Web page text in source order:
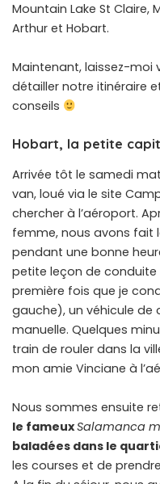
Mountain Lake St Claire,
Arthur et Hobart.
Maintenant, laissez-moi
détailler notre itinéraire
conseils
Hobart, la petite
Arrivée tôt le samedi
van, loué via le site
chercher à l’aéroport.
femme, nous avons fait
pendant une bonne
petite leçon de
première fois que je
gauche), un véhicule de
manuelle. Quelques
train de rouler dans la
mon amie Vinciane à
Nous sommes ensuite
le fameuxSalamanca
baladées dans le
les courses et de